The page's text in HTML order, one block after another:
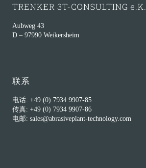
TRENKER 3T-CONSULTING e.K.
Aubweg 43
D – 97990 Weikersheim
联系
电话: +49 (0) 7934 9907-85
传真: +49 (0) 7934 9907-86
电邮: sales@abrasiveplant-technology.com